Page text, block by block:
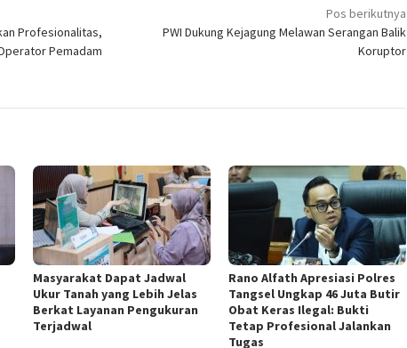
Profesionalitas,
Pemadam
Pos berikutnya
PWI Dukung Kejagung Melawan Serangan Balik
Koruptor
‎Masyarakat Dapat Jadwal
Ukur Tanah yang Lebih Jelas
Berkat Layanan Pengukuran
Terjadwal
Rano Alfath Apresiasi Polres
Tangsel Ungkap 46 Juta Butir
Obat Keras Ilegal: Bukti
Tetap Profesional Jalankan
Tugas